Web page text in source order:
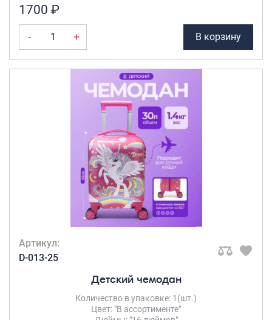
1700 ₽
- + В корзину
Артикул:
D-013-25
Детский чемодан
Количество в упаковке: 1(шт.)
Цвет: "В ассортименте"